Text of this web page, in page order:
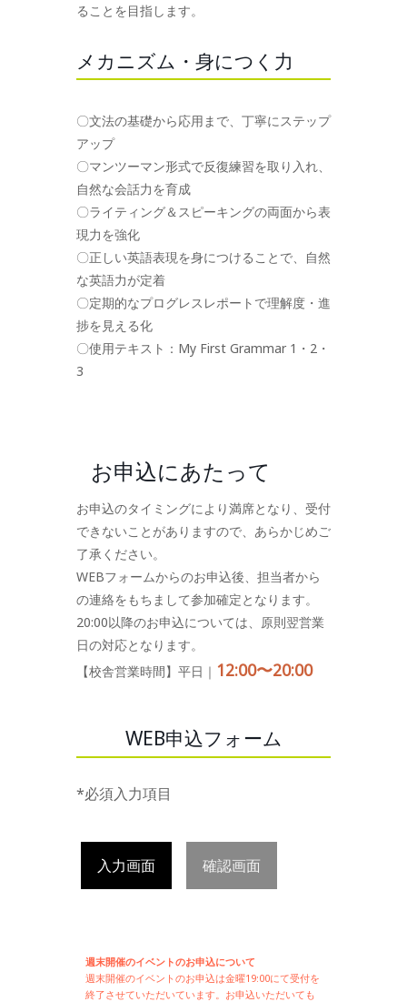
ることを目指します。
メカニズム・身につく力
〇文法の基礎から応用まで、丁寧にステップ
アップ
〇マンツーマン形式で反復練習を取り入れ、
自然な会話力を育成
〇ライティング＆スピーキングの両面から表
現力を強化
〇正しい英語表現を身につけることで、自然
な英語力が定着
〇定期的なプログレスレポートで理解度・進
捗を見える化
〇使用テキスト：My First Grammar 1・2・
3
お申込にあたって
お申込のタイミングにより満席となり、受付
できないことがありますので、あらかじめご
了承ください。
WEBフォームからのお申込後、担当者から
の連絡をもちまして参加確定となります。
20:00以降のお申込については、原則翌営業
日の対応となります。
【校舎営業時間】平日｜ 12:00〜20:00
WEB申込フォーム
*必須入力項目
入力画面 確認画面
週末開催のイベントのお申込について
週末開催のイベントのお申込は金曜19:00にて受付を
終了させていただいています。お申込いただいても